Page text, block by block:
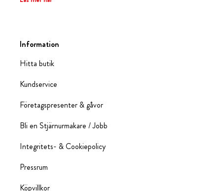
Information
Hitta butik
Kundservice
Företagspresenter & gåvor
Bli en Stjärnurmakare / Jobb
Integritets- & Cookiepolicy
Pressrum
Köpvillkor